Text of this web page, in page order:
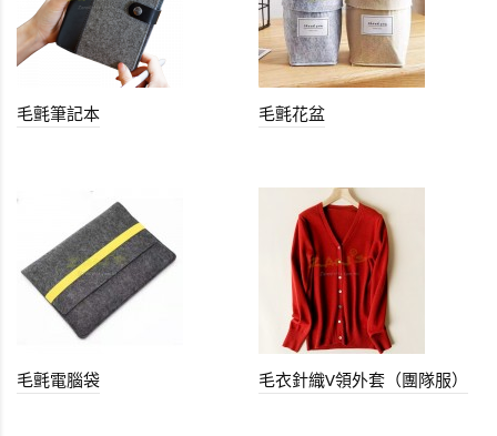
毛氈筆記本 毛氈花盆
毛氈電腦袋 毛衣針織V領外套（團隊服）